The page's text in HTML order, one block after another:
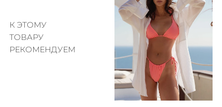
К ЭТОМУ
ТОВАРУ
РЕКОМЕНДУЕМ